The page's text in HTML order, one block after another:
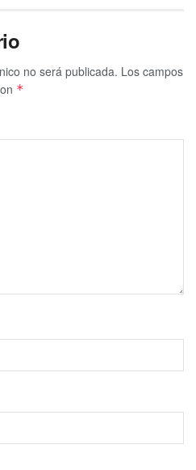
no será publicada. Los campos
*